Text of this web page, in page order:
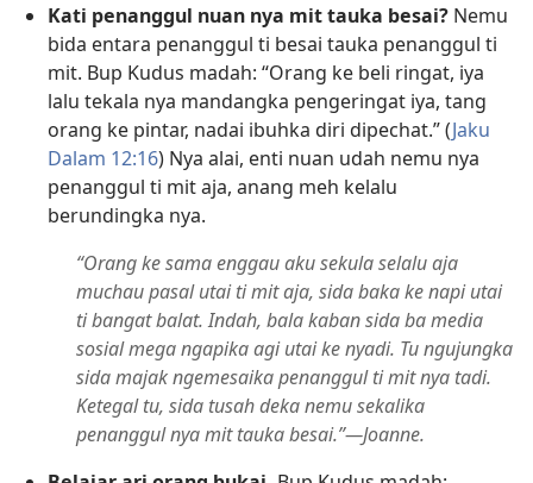
Kati penanggul nuan nya mit tauka besai? Nemu
bida entara penanggul ti besai tauka penanggul ti
mit. Bup Kudus madah: “Orang ke beli ringat, iya
lalu tekala nya mandangka pengeringat iya, tang
orang ke pintar, nadai ibuhka diri dipechat.” (Jaku
Dalam 12:16) Nya alai, enti nuan udah nemu nya
penanggul ti mit aja, anang meh kelalu
berundingka nya.
“Orang ke sama enggau aku sekula selalu aja
muchau pasal utai ti mit aja, sida baka ke napi utai
ti bangat balat. Indah, bala kaban sida ba media
sosial mega ngapika agi utai ke nyadi. Tu ngujungka
sida majak ngemesaika penanggul ti mit nya tadi.
Ketegal tu, sida tusah deka nemu sekalika
penanggul nya mit tauka besai.”—Joanne.